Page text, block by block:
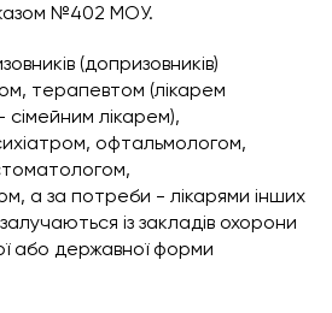
№402 МОУ.
(допризовників)
терапевтом (лікарем
сімейним лікарем),
офтальмологом,
а за потреби - лікарями інших
із закладів охорони
або державної форми